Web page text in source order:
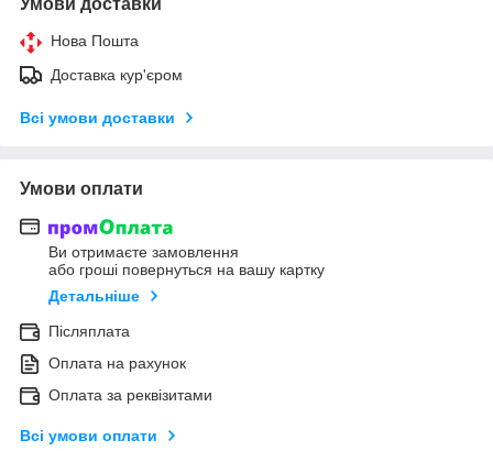
Нова Пошта
Доставка кур'єром
Всі умови доставки
Умови оплати
Ви отримаєте замовлення
або гроші повернуться на вашу картку
Детальніше
Післяплата
Оплата на рахунок
Оплата за реквізитами
Всі умови оплати